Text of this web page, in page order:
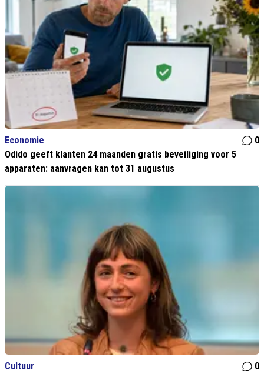
Economie
0
Odido geeft klanten 24 maanden gratis beveiliging voor 5
apparaten: aanvragen kan tot 31 augustus
Cultuur
0